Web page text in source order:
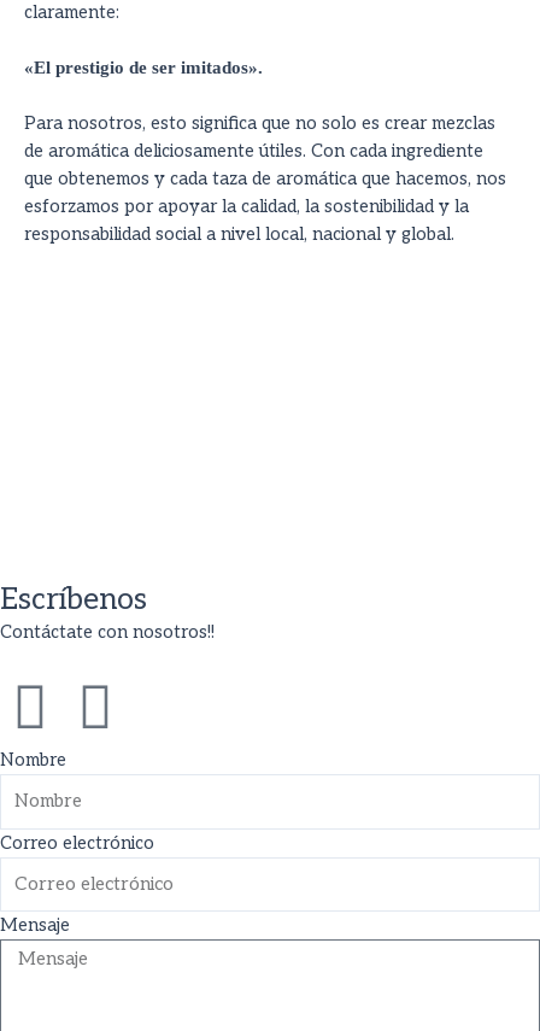
claramente:
«El prestigio de ser imitados».
Para nosotros, esto significa que no solo es crear mezclas
de aromática deliciosamente útiles. Con cada ingrediente
que obtenemos y cada taza de aromática que hacemos, nos
esforzamos por apoyar la calidad, la sostenibilidad y la
responsabilidad social a nivel local, nacional y global.
Escríbenos
Contáctate con nosotros!!
F
a
c
e
b
I
n
s
t
a
Nombre
Correo electrónico
Mensaje